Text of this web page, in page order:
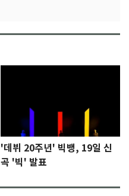
'데뷔 20주년' 빅뱅, 19일 신
곡 '빅' 발표